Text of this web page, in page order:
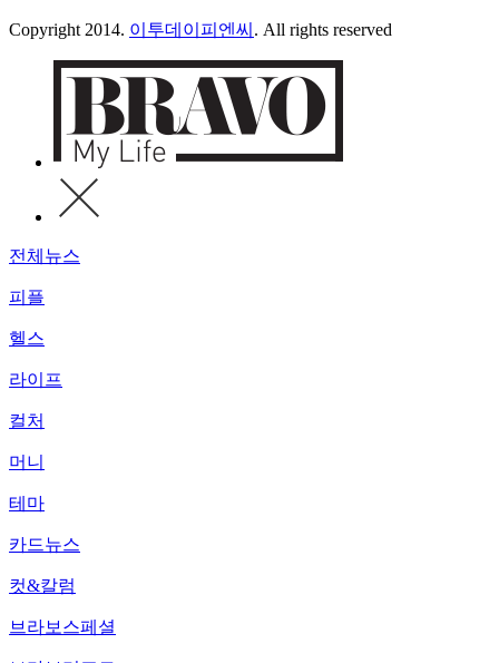
Copyright 2014. 이투데이피엔씨 . All rights reserved
전체뉴스
피플
헬스
라이프
컬처
머니
테마
카드뉴스
컷&칼럼
브라보스페셜